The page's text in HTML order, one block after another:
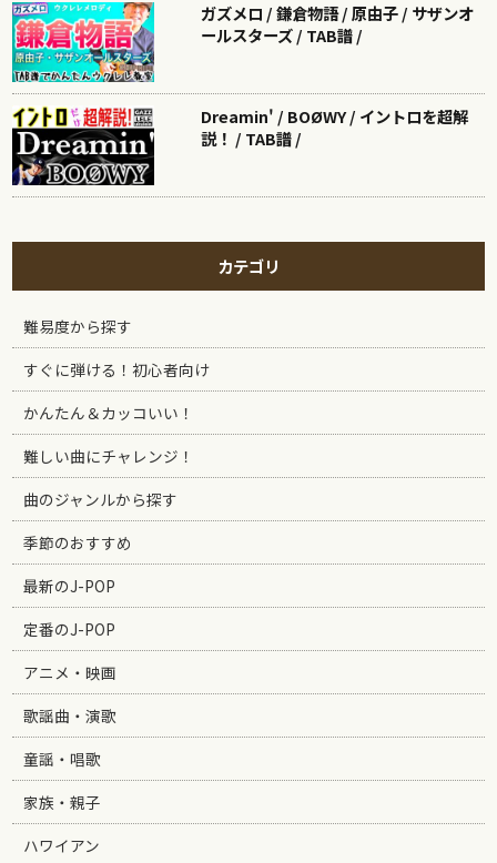
ガズメロ / 鎌倉物語 / 原由子 / サザンオ
ールスターズ / TAB譜 /
Dreamin' / BOØWY / イントロを超解
説！ / TAB譜 /
カテゴリ
難易度から探す
すぐに弾ける！初心者向け
かんたん＆カッコいい！
難しい曲にチャレンジ！
曲のジャンルから探す
季節のおすすめ
最新のJ-POP
定番のJ-POP
アニメ・映画
歌謡曲・演歌
童謡・唱歌
家族・親子
ハワイアン